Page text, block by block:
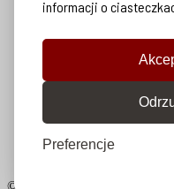
informacji o
Preferencje
Bezpieczne płatności: